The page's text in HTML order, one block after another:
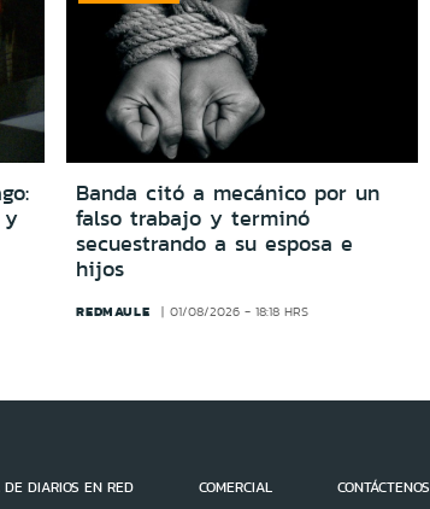
y
Banda citó a mecánico por un
falso trabajo y terminó
secuestrando a su esposa e
hijos
REDMAULE 01/08/2026 - 18:18 HRS
DE DIARIOS EN RED COMERCIAL CONTÁCTENOS